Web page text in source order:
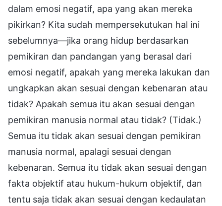
dalam emosi negatif, apa yang akan mereka
pikirkan? Kita sudah mempersekutukan hal ini
sebelumnya—jika orang hidup berdasarkan
pemikiran dan pandangan yang berasal dari
emosi negatif, apakah yang mereka lakukan dan
ungkapkan akan sesuai dengan kebenaran atau
tidak? Apakah semua itu akan sesuai dengan
pemikiran manusia normal atau tidak? (Tidak.)
Semua itu tidak akan sesuai dengan pemikiran
manusia normal, apalagi sesuai dengan
kebenaran. Semua itu tidak akan sesuai dengan
fakta objektif atau hukum-hukum objektif, dan
tentu saja tidak akan sesuai dengan kedaulatan